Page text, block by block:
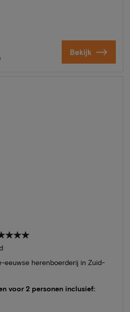
Bekijk
eeuwse herenboerderij in Zuid-
voor 2 personen inclusief: